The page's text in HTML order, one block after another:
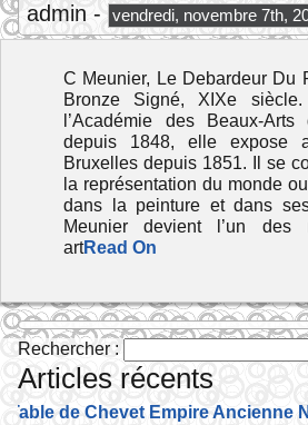
admin - vendredi, novembre 7th,
C Meunier, Le Debardeur Du
Bronze Signé, XIXe
l’Académie des Beaux-
depuis 1848, elle expose
Bruxelles depuis 1851. Il se
la représentation du monde
dans la peinture et dans
Meunier devient l’un des
artRead On
Rechercher :
Articles récents
Table de Chevet Empire Ancienne